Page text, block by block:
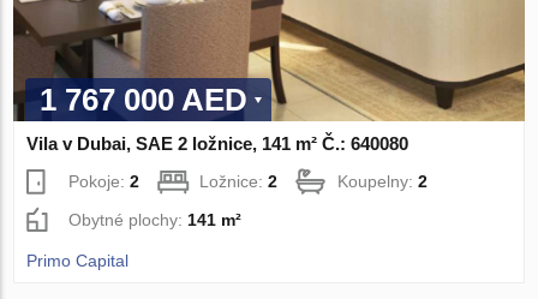
1 767 000 AED
Vila v Dubai, SAE 2 ložnice, 141 m² Č.: 640080
Pokoje:2 Ložnice:2 Koupelny:2
Obytné plochy: 141 m²
Primo Capital